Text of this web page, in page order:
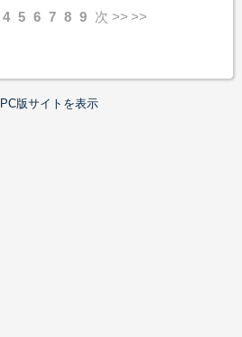
4 5 6 7 8 9 次 >>
PC版サイトを表示